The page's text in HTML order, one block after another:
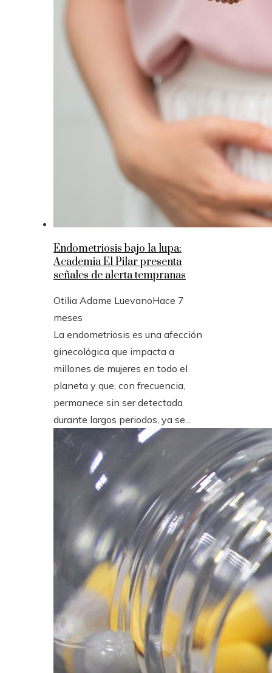
Endometriosis bajo la lupa:
Academia El Pilar presenta
señales de alerta tempranas
Otilia Adame LuevanoHace 7
meses
La endometriosis es una afección
ginecológica que impacta a
millones de mujeres en todo el
planeta y que, con frecuencia,
permanece sin ser detectada
durante largos periodos, ya se...